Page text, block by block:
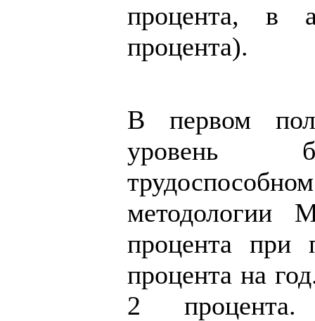
процента, в
процента).
В первом
уровень
методологии
процента при
процента на
2